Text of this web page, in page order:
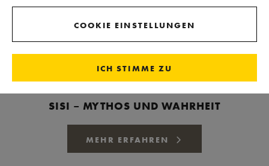
SISI – MYTHOS UND WAHRHEIT
MEHR ERFAHREN
COOKIE EINSTELLUNGEN
ICH STIMME ZU